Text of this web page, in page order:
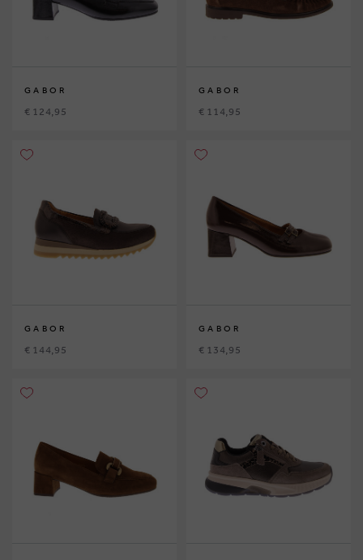
GABOR
€ 124,95
GABOR
€ 114,95
GABOR
€ 144,95
GABOR
€ 134,95